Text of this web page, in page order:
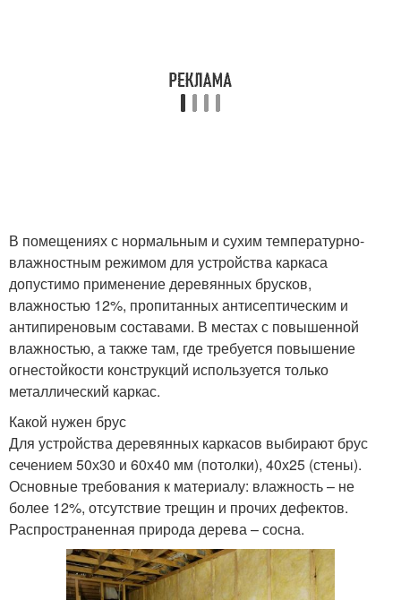
В помещениях с нормальным и сухим температурно-
влажностным режимом для устройства каркаса
допустимо применение деревянных брусков,
влажностью 12%, пропитанных антисептическим и
антипиреновым составами. В местах с повышенной
влажностью, а также там, где требуется повышение
огнестойкости конструкций используется только
металлический каркас.
Какой нужен брус
Для устройства деревянных каркасов выбирают брус
сечением 50х30 и 60х40 мм (потолки), 40х25 (стены).
Основные требования к материалу: влажность – не
более 12%, отсутствие трещин и прочих дефектов.
Распространенная природа дерева – сосна.